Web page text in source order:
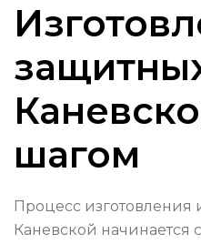
шагом
Процесс
Каневской начинается